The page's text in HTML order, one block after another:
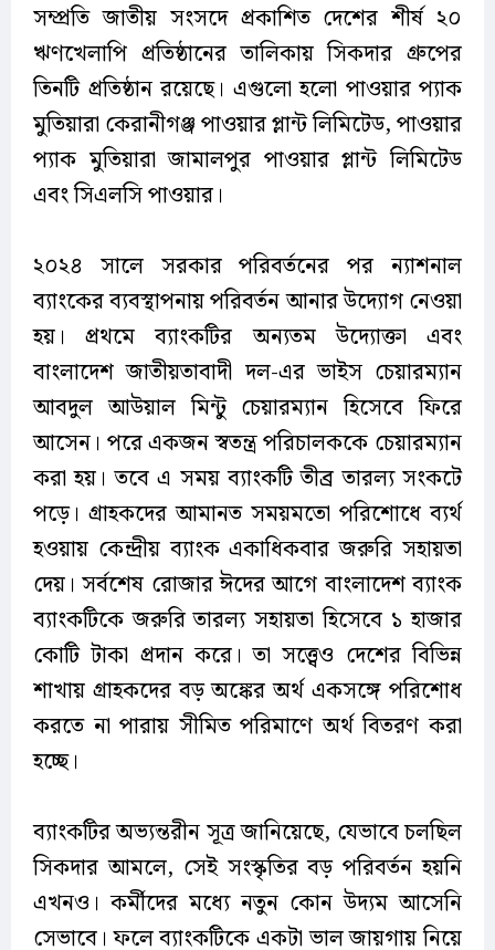
সম্প্রতি জাতীয় সংসদে প্রকাশিত দেশের শীর্ষ ২০
ঋণখেলাপি প্রতিষ্ঠানের তালিকায় সিকদার গ্রুপের
তিনটি প্রতিষ্ঠান রয়েছে। এগুলো হলো পাওয়ার প্যাক
মুতিয়ারা কেরানীগঞ্জ পাওয়ার প্লান্ট লিমিটেড, পাওয়ার
প্যাক মুতিয়ারা জামালপুর পাওয়ার প্লান্ট লিমিটেড
এবং সিএলসি পাওয়ার।
২০২৪ সালে সরকার পরিবর্তনের পর ন্যাশনাল
ব্যাংকের ব্যবস্থাপনায় পরিবর্তন আনার উদ্যোগ নেওয়া
হয়। প্রথমে ব্যাংকটির অন্যতম উদ্যোক্তা এবং
বাংলাদেশ জাতীয়তাবাদী দল-এর ভাইস চেয়ারম্যান
আবদুল আউয়াল মিন্টু চেয়ারম্যান হিসেবে ফিরে
আসেন। পরে একজন স্বতন্ত্র পরিচালককে চেয়ারম্যান
করা হয়। তবে এ সময় ব্যাংকটি তীব্র তারল্য সংকটে
পড়ে। গ্রাহকদের আমানত সময়মতো পরিশোধে ব্যর্থ
হওয়ায় কেন্দ্রীয় ব্যাংক একাধিকবার জরুরি সহায়তা
দেয়। সর্বশেষ রোজার ঈদের আগে বাংলাদেশ ব্যাংক
ব্যাংকটিকে জরুরি তারল্য সহায়তা হিসেবে ১ হাজার
কোটি টাকা প্রদান করে। তা সত্ত্বেও দেশের বিভিন্ন
শাখায় গ্রাহকদের বড় অঙ্কের অর্থ একসঙ্গে পরিশোধ
করতে না পারায় সীমিত পরিমাণে অর্থ বিতরণ করা
হচ্ছে।
ব্যাংকটির অভ্যন্তরীন সূত্র জানিয়েছে, যেভাবে চলছিল
সিকদার আমলে, সেই সংস্কৃতির বড় পরিবর্তন হয়নি
এখনও। কর্মীদের মধ্যে নতুন কোন উদ্যম আসেনি
সেভাবে। ফলে ব্যাংকটিকে একটা ভাল জায়গায় নিয়ে